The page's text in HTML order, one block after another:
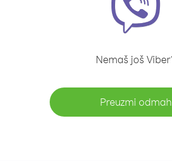
Nemaš još
Preuzmi odmah